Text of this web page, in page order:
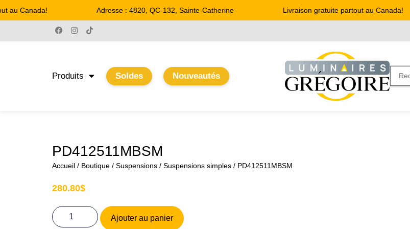
Canada! Adresse : 4820, QC-132, Sainte-Catherine Livraison gratuite partout au Canada!
Produits Soldes Nouveautés
PD412511MBSM
Accueil / Boutique / Suspensions / Suspensions simples / PD412511MBSM
280.80$
Ajouter au panier